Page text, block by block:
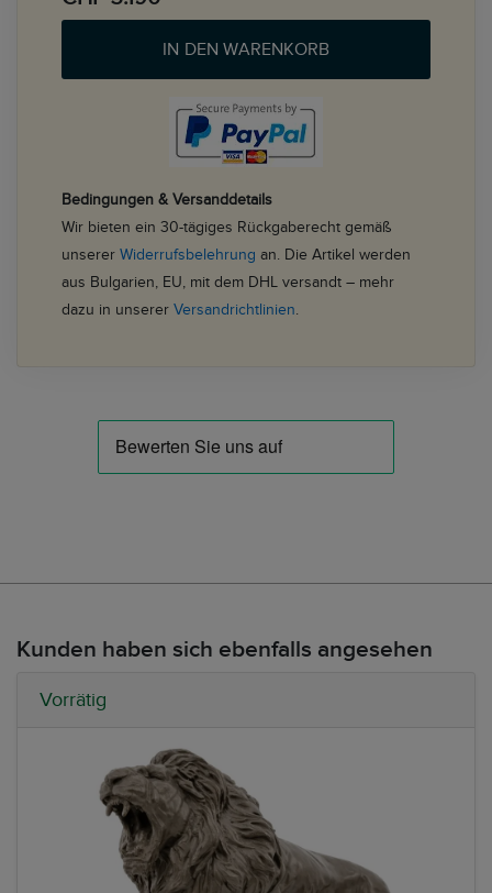
IN DEN WARENKORB
Bedingungen & Versanddetails
Wir bieten ein 30-tägiges Rückgaberecht gemäß
unserer Widerrufsbelehrung an. Die Artikel werden
aus Bulgarien, EU, mit dem DHL versandt – mehr
dazu in unserer Versandrichtlinien.
Kunden haben sich ebenfalls angesehen
Vorrätig